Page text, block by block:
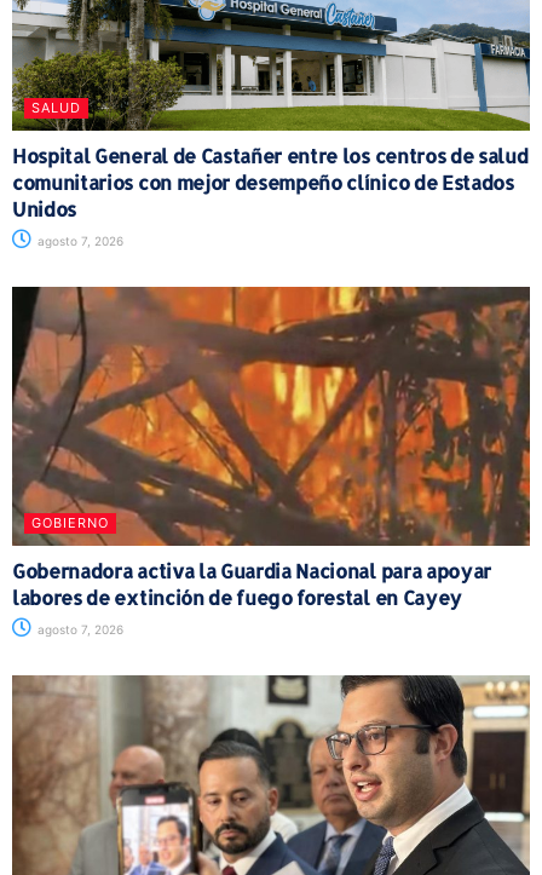
SALUD
Hospital General de Castañer entre los centros de salud
comunitarios con mejor desempeño clínico de Estados
Unidos
agosto 7, 2026
GOBIERNO
Gobernadora activa la Guardia Nacional para apoyar
labores de extinción de fuego forestal en Cayey
agosto 7, 2026